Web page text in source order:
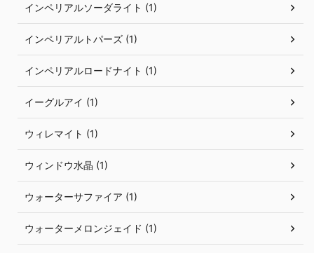
インペリアルソーダライト (1)
インペリアルトパーズ (1)
インペリアルロードナイト (1)
イーグルアイ (1)
ウィレマイト (1)
ウィンドウ水晶 (1)
ウォーターサファイア (1)
ウォーターメロンジェイド (1)